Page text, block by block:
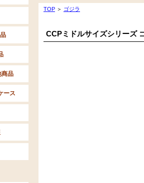
TOP ＞ ゴジラ
CCPミドルサイズシリーズ
品
ース